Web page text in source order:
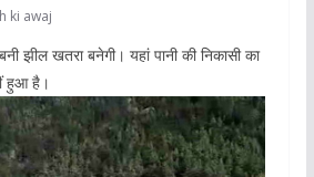
ki awaj
झील खतरा बनेगी। यहां पानी की निकासी का
हुआ है।